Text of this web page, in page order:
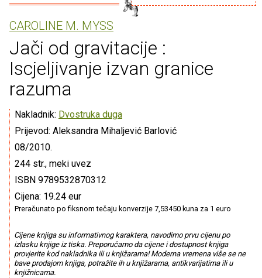
CAROLINE M. MYSS
Jači od gravitacije :
Iscjeljivanje izvan granice
razuma
Nakladnik: Dvostruka duga
Prijevod: Aleksandra Mihaljević Barlović
08/2010.
244 str., meki uvez
ISBN 9789532870312
Cijena: 19.24 eur
Preračunato po fiksnom tečaju konverzije 7,53450 kuna za 1 euro
Cijene knjiga su informativnog karaktera, navodimo prvu cijenu po
izlasku knjige iz tiska. Preporučamo da cijene i dostupnost knjiga
provjerite kod nakladnika ili u knjižarama! Moderna vremena više se ne
bave prodajom knjiga, potražite ih u knjižarama, antikvarijatima ili u
knjižnicama.